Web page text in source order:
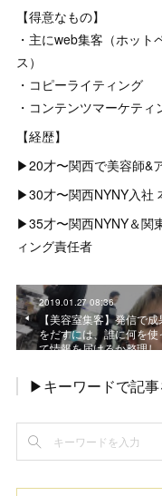
【得意なもの】
・主にweb集客（ホッ
ス）
・コピーライティング
・コンテンツマーケティ
【経歴】
▶︎20才〜関西で美容師&
▶︎30才〜関西NYNY入社
▶︎35才〜関西NYNY＆関
ィング責任者
2019.01.27 08:36
【美容室集客】発信で成
をだすには、誰に何を使
て情報を届けるか整理
▶キーワードで記事